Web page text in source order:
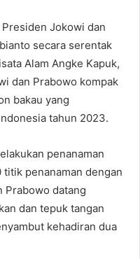
Presiden Jokowi dan
secara serentak
Alam Angke Kapuk,
dan Prabowo kompak
bakau yang
tahun 2023.
penanaman
penanaman dengan
Prabowo datang
dan tepuk tangan
kehadiran dua